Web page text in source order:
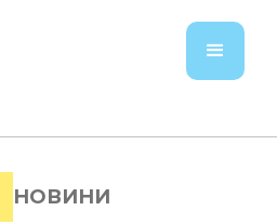
НОВИНИ